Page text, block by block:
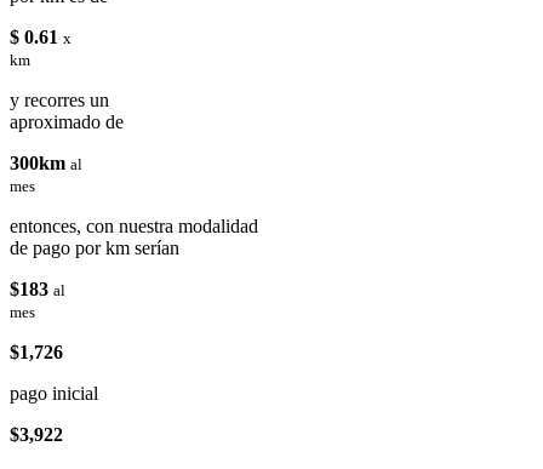
$ 0.61 x
km
y recorres un
aproximado de
300km al
mes
entonces, con nuestra modalidad
de pago por km serían
$183 al
mes
$1,726
pago inicial
$3,922